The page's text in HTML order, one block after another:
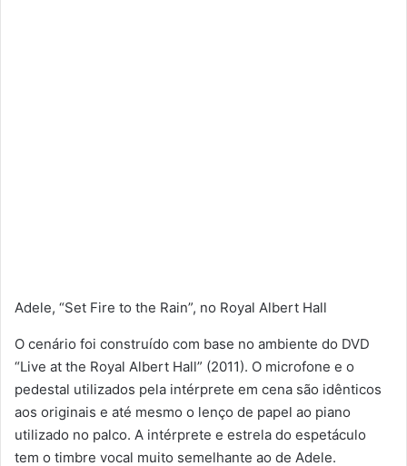
Adele, “Set Fire to the Rain”, no Royal Albert Hall
O cenário foi construído com base no ambiente do DVD
“Live at the Royal Albert Hall” (2011). O microfone e o
pedestal utilizados pela intérprete em cena são idênticos
aos originais e até mesmo o lenço de papel ao piano
utilizado no palco. A intérprete e estrela do espetáculo
tem o timbre vocal muito semelhante ao de Adele.